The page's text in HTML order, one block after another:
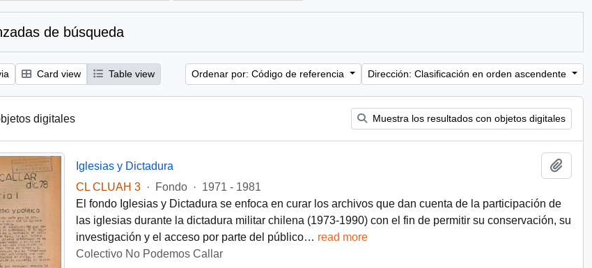
de búsqueda
Card view Table view Ordenar por: Código de referencia Dirección: Clasificación en orden ascendente
digitales Muestra los resultados con objetos digitales
Iglesias y Dictadura
CL CLUAH 3
· Fondo · 1971 - 1981
El fondo Iglesias y Dictadura se enfoca en curar los archivos que dan cuenta de la participación de
las iglesias durante la dictadura militar chilena (1973-1990) con el fin de permitir su conservación, su
investigación y el acceso por parte del público… read more
Colectivo No Podemos Callar